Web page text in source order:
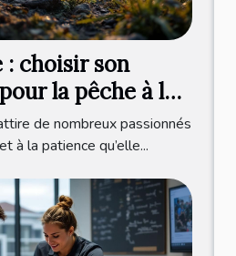
choisir son
la pêche à la
de nombreux passionnés
à la patience qu’elle...